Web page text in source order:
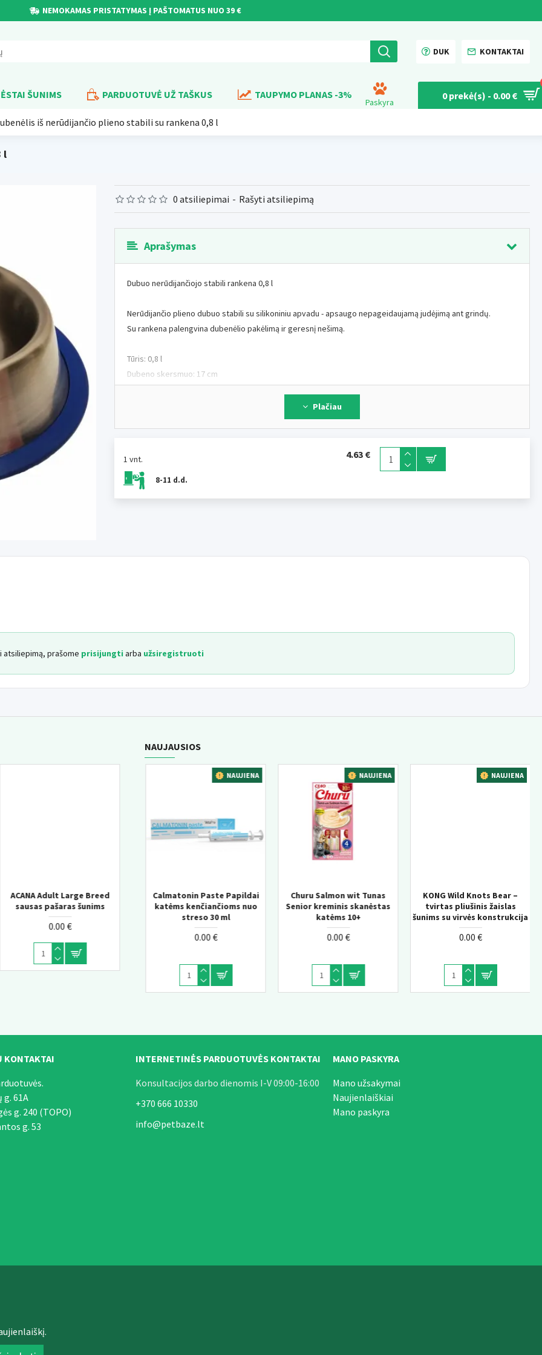
NEMOKAMAS PRISTATYMAS Į PAŠTOMATUS NUO 39 €
DUK KONTAKTAI
ŠUNIMS PARDUOTUVĖ UŽ TAŠKUS TAUPYMO PLANAS -3%
Paskyra
0 prekė(s) - 0.00 €
iš nerūdijančio plieno stabili su rankena 0,8 l
l
0 atsiliepimai - Rašyti atsiliepimą
1 vnt.
8-11 d.d.
4.63 €
Aprašymas
Dubuo nerūdijančiojo stabili rankena 0,8 l
Nerūdijančio plieno dubuo stabili su silikoniniu apvadu - apsaugo nepageidaujamą judėjimą ant grindų.
Su rankena palengvina dubenėlio pakėlimą ir geresnį nešimą.
Tūris: 0,8 l
Dubeno skersmuo: 17 cm
Apatinio krašto skersmuo: 23 cm
JUKO kolekcija tęsiasi originalioje sėkmingoje Smarty serijoje.
Plačiau
atsiliepimą, prašome prisijungti arba užsiregistruoti
Acana Classic Red sausas
pašaras šunims
0.00 €
NAUJAUSIOS
Calmatonin Paste Papildai
katėms kenčiančioms nuo
streso 30 ml
NAUJIENA
Churu Salmon wit Tunas
Senior kreminis skanėstas
katėms 10+
0.00 €
NAUJIENA
KONG Wild Knots Bear –
tvirtas pliušinis žaislas
šunims su virvės konstrukcija
0.00 €
NAUJIENA
KONG Knots Chicken M/L –
pliušinis žaislas šunims su
vidine virve
0.00 €
KONTAKTAI
61A
g. 240 (TOPO)
g. 53
INTERNETINĖS PARDUOTUVĖS KONTAKTAI
Konsultacijos darbo dienomis I-V 09:00-16:00
+370 666 10330
info@petbaze.lt
MANO PASKYRA
Mano užsakymai
Naujienlaiškiai
Mano paskyra